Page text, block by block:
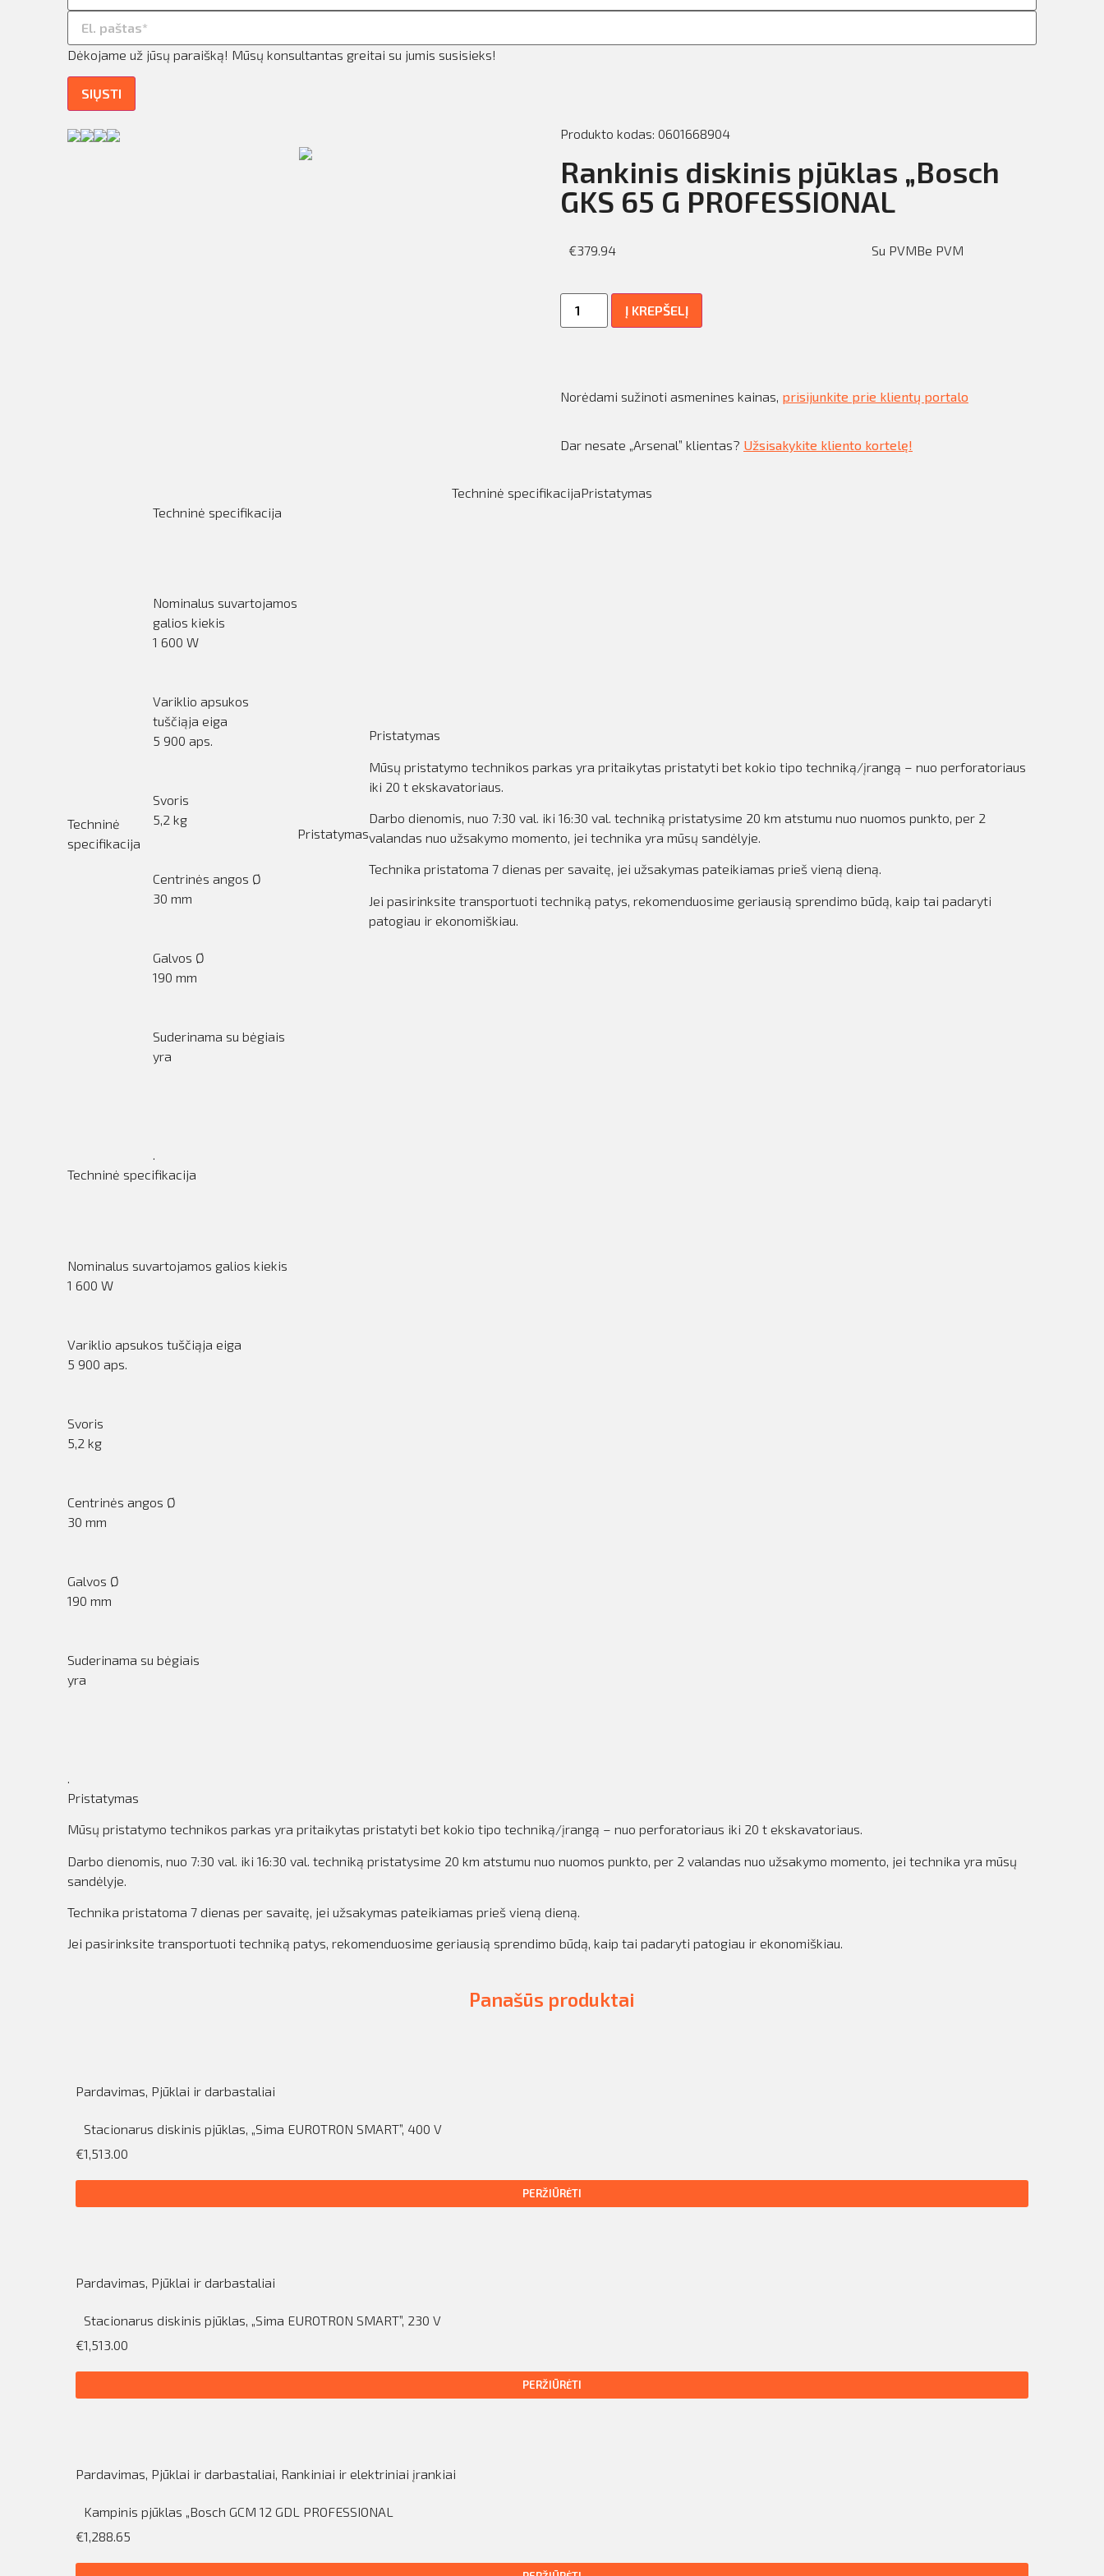
Dėkojame už jūsų paraišką! Mūsų konsultantas greitai su jumis susisieks!
SIŲSTI
Produkto kodas: 0601668904
Rankinis diskinis pjūklas „Bosch
GKS 65 G PROFESSIONAL
€379.94 Su PVMBe PVM
Į KREPŠELĮ
Norėdami sužinoti asmenines kainas, prisijunkite prie klientų portalo
Dar nesate „Arsenal” klientas? Užsisakykite kliento kortelę!
Techninė specifikacijaPristatymas
Techninė
specifikacija
Techninė specifikacija
Nominalus suvartojamos
galios kiekis
1 600 W
Variklio apsukos
tuščiąja eiga
5 900 aps.
Svoris
5,2 kg
Centrinės angos Ø
30 mm
Galvos Ø
190 mm
Suderinama su bėgiais
yra
.
Pristatymas
Pristatymas
Mūsų pristatymo technikos parkas yra pritaikytas pristatyti bet kokio tipo techniką/įrangą – nuo perforatoriaus
iki 20 t ekskavatoriaus.
Darbo dienomis, nuo 7:30 val. iki 16:30 val. techniką pristatysime 20 km atstumu nuo nuomos punkto, per 2
valandas nuo užsakymo momento, jei technika yra mūsų sandėlyje.
Technika pristatoma 7 dienas per savaitę, jei užsakymas pateikiamas prieš vieną dieną.
Jei pasirinksite transportuoti techniką patys, rekomenduosime geriausią sprendimo būdą, kaip tai padaryti
patogiau ir ekonomiškiau.
Techninė specifikacija
Nominalus suvartojamos galios kiekis
1 600 W
Variklio apsukos tuščiąja eiga
5 900 aps.
Svoris
5,2 kg
Centrinės angos Ø
30 mm
Galvos Ø
190 mm
Suderinama su bėgiais
yra
Pristatymas
Mūsų pristatymo technikos parkas yra pritaikytas pristatyti bet kokio tipo techniką/įrangą – nuo perforatoriaus iki 20 t ekskavatoriaus.
Darbo dienomis, nuo 7:30 val. iki 16:30 val. techniką pristatysime 20 km atstumu nuo nuomos punkto, per 2 valandas nuo užsakymo momento, jei technika yra mūsų
sandėlyje.
Technika pristatoma 7 dienas per savaitę, jei užsakymas pateikiamas prieš vieną dieną.
Jei pasirinksite transportuoti techniką patys, rekomenduosime geriausią sprendimo būdą, kaip tai padaryti patogiau ir ekonomiškiau.
Panašūs produktai
Pardavimas Pjūklai ir darbastaliai
Stacionarus diskinis pjūklas, „Sima EUROTRON SMART”, 400 V
€1,513.00
PERŽIŪRĖTI
Pardavimas Pjūklai ir darbastaliai
Stacionarus diskinis pjūklas, „Sima EUROTRON SMART”, 230 V
€1,513.00
PERŽIŪRĖTI
Pardavimas Pjūklai ir darbastaliai Rankiniai ir elektriniai įrankiai
Kampinis pjūklas „Bosch GCM 12 GDL PROFESSIONAL
€1,288.65